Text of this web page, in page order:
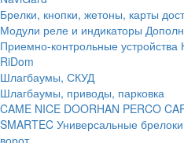
Брелки, кнопки, жетоны, карты
Модули реле и индикаторы
Приемно-контрольные устройства
RiDom
Шлагбаумы, СКУД
Шлагбаумы, приводы, парковка
CAME NICE DOORHAN PERCO
SMARTEC Универсальные брелоки